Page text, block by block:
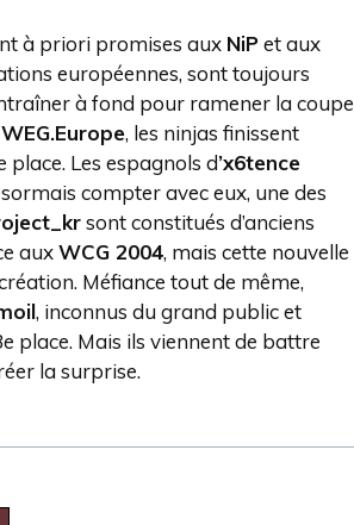
à priori promises aux NiPet aux
européennes, sont toujours
à fond pour ramener la coupe
WEG.Europe, les ninjas finissent
Les espagnols d’x6tence
compter avec eux, une des
sont constitués d’anciens
auxWCG 2004, mais cette nouvelle
Méfiance tout de même,
, inconnus du grand public et
place. Mais ils viennent de battre
la surprise.